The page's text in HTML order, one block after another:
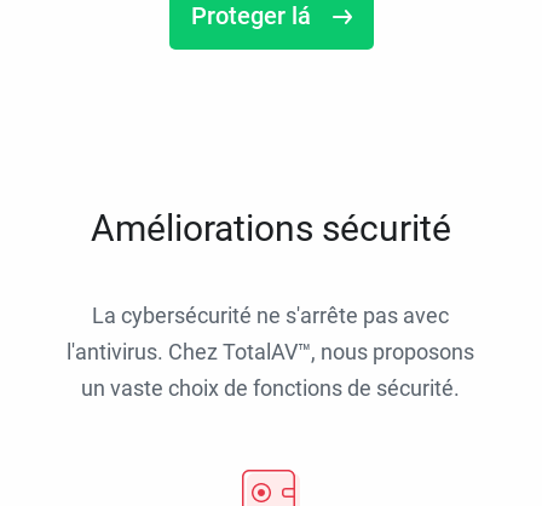
Proteger lá
Améliorations sécurité
La cybersécurité ne s'arrête pas avec
l'antivirus. Chez TotalAV™, nous proposons
un vaste choix de fonctions de sécurité.